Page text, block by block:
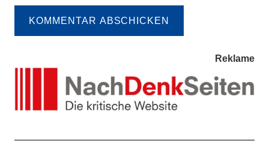
KOMMENTAR ABSCHICKEN
Reklame